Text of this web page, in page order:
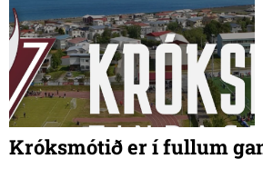
Króksmótið er í fullum